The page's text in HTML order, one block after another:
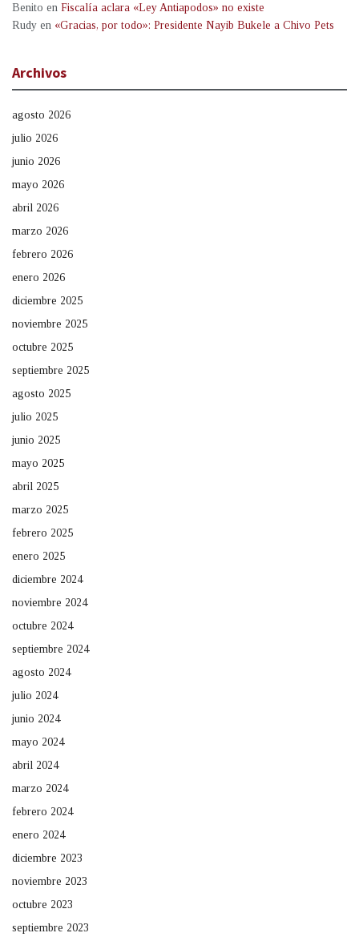
Benito en Fiscalía aclara «Ley Antiapodos» no existe
Rudy en «Gracias, por todo»: Presidente Nayib Bukele a Chivo Pets
Archivos
agosto 2026
julio 2026
junio 2026
mayo 2026
abril 2026
marzo 2026
febrero 2026
enero 2026
diciembre 2025
noviembre 2025
octubre 2025
septiembre 2025
agosto 2025
julio 2025
junio 2025
mayo 2025
abril 2025
marzo 2025
febrero 2025
enero 2025
diciembre 2024
noviembre 2024
octubre 2024
septiembre 2024
agosto 2024
julio 2024
junio 2024
mayo 2024
abril 2024
marzo 2024
febrero 2024
enero 2024
diciembre 2023
noviembre 2023
octubre 2023
septiembre 2023